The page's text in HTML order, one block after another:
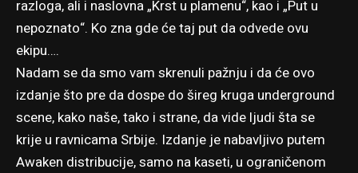
razloga, ali i naslovna „Krst u plamenu“, kao i „Put u
nepoznato“. Ko zna gde će taj put da odvede ovu
ekipu….
Nadam se da smo vam skrenuli pažnju i da će ovo
izdanje što pre da dospe do šireg kruga underground
scene, kako naše, tako i strane, da vide ljudi šta se
krije u ravnicama Srbije. Izdanje je nabavljivo putem
Awaken distribucije, samo na kaseti, u ograničenom